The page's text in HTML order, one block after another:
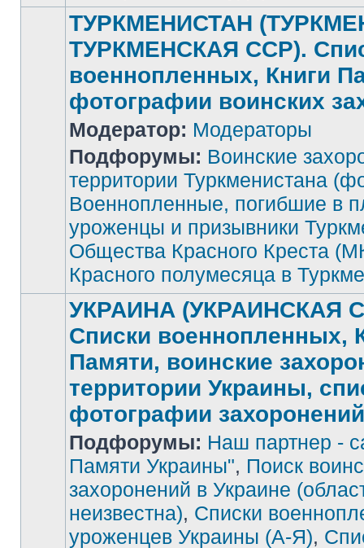
Нет
сообщений
ТУРКМЕНИСТАН
ТУРКМЕНСКАЯ ССР).
военнопленных, Книги
фотографии воинских
Модератор: Модераторы
Подфорумы: Воинские
территории Туркменистана
Военнопленные, погибшие в
уроженцы и призывники
Общества Красного Креста
Красного полумесяца в
УКРАИНА (УКРАИНСКАЯ
Списки военнопленных,
Памяти, воинские
территории Украины,
фотографии захоронений
Подфорумы: Наш партнер -
Памяти Украины", Поиск
захоронений в Украине
неизвестна), Списки
уроженцев Украины (А-Я),